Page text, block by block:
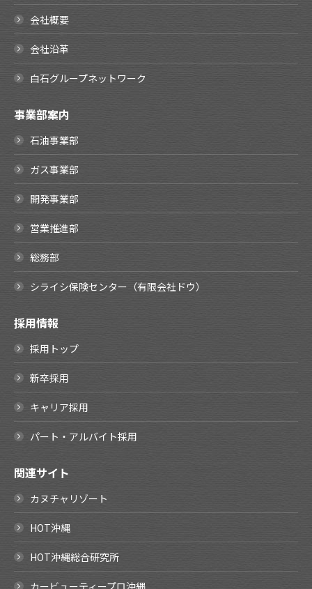
会社概要
会社沿革
白石グループネットワーク
事業部案内
石油事業部
ガス事業部
開発事業部
営業推進部
総務部
シライシ保険センター（有限会社ドウ）
採用情報
採用トップ
新卒採用
キャリア採用
パート・アルバイト採用
関連サイト
カヌチャリゾート
HOT沖縄
HOT沖縄総合研究所